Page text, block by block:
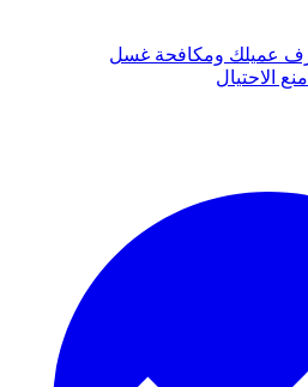
عميلك ومكافحة غسل
الاحتيال